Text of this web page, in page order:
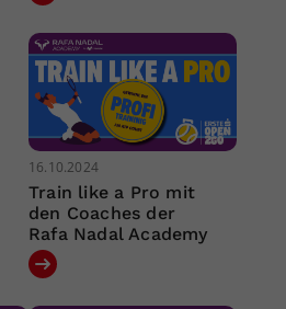
16.10.2024
Train like a Pro mit
den Coaches der
Rafa Nadal Academy